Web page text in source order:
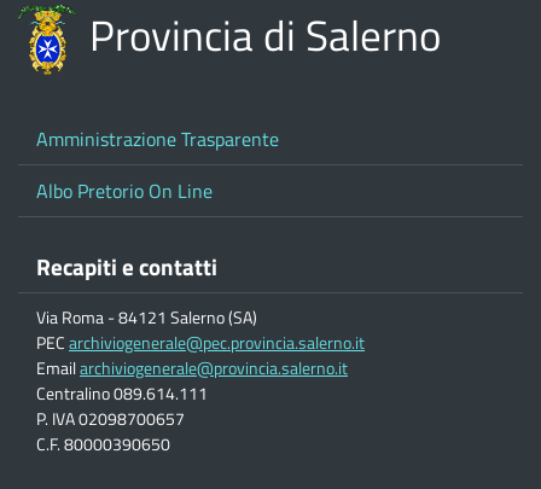
Provincia di Salerno
Amministrazione Trasparente
Albo Pretorio On Line
Recapiti e contatti
Via Roma - 84121 Salerno (SA)
PECarchiviogenerale@pec.provincia.salerno.it
Emailarchiviogenerale@provincia.salerno.it
Centralino 089.614.111
P. IVA 02098700657
C.F. 80000390650